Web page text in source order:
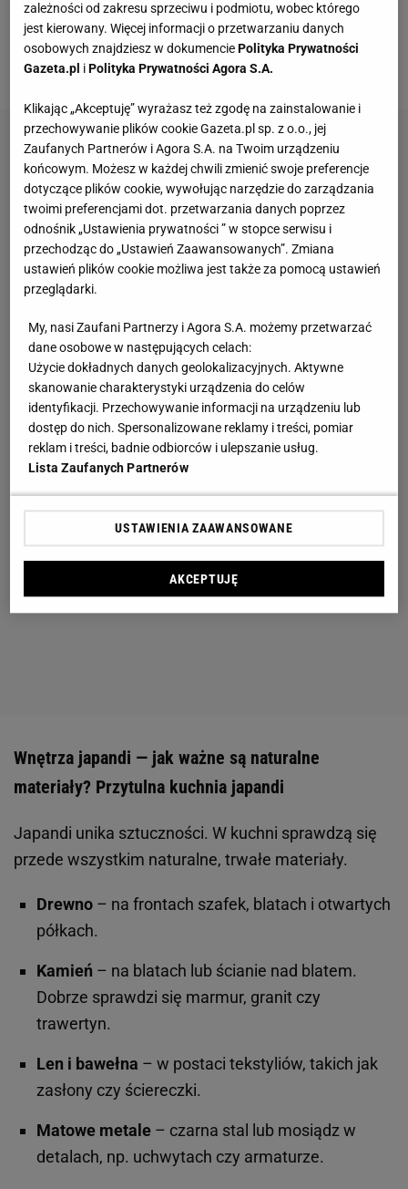
kontrasty – wszystko powinno ze sobą harmonijnie
współgrać. Kolorystyka kuchni japandi to miejsce
pełne przytulności, spokoju i piękna.
Wnętrza japandi — jak ważne są naturalne
materiały? Przytulna kuchnia japandi
Japandi unika sztuczności. W kuchni sprawdzą się
przede wszystkim naturalne, trwałe materiały.
Drewno – na frontach szafek, blatach i otwartych
półkach.
Kamień – na blatach lub ścianie nad blatem.
Dobrze sprawdzi się marmur, granit czy
trawertyn.
Len i bawełna – w postaci tekstyliów, takich jak
zasłony czy ściereczki.
Matowe metale – czarna stal lub mosiądz w
detalach, np. uchwytach czy armaturze.
zależności od zakresu sprzeciwu i podmiotu, wobec którego
jest kierowany. Więcej informacji o przetwarzaniu danych
osobowych znajdziesz w dokumenciePolityka Prywatności
Gazeta.pl iPolityka Prywatności Agora S.A.
Klikając „Akceptuję” wyrażasz też zgodę na zainstalowanie i
przechowywanie plików cookie Gazeta.pl sp. z o.o., jej
Zaufanych Partnerów i Agora S.A. na Twoim urządzeniu
końcowym. Możesz w każdej chwili zmienić swoje preferencje
dotyczące plików cookie, wywołując narzędzie do zarządzania
twoimi preferencjami dot. przetwarzania danych poprzez
odnośnik „Ustawienia prywatności ” w stopce serwisu i
przechodząc do „Ustawień Zaawansowanych”. Zmiana
ustawień plików cookie możliwa jest także za pomocą ustawień
przeglądarki.
My, nasi Zaufani Partnerzy i Agora S.A. możemy przetwarzać
dane osobowe w następujących celach:
Użycie dokładnych danych geolokalizacyjnych. Aktywne
skanowanie charakterystyki urządzenia do celów
identyfikacji. Przechowywanie informacji na urządzeniu lub
dostęp do nich. Spersonalizowane reklamy i treści, pomiar
reklam i treści, badnie odbiorców i ulepszanie usług.
Lista Zaufanych Partnerów
USTAWIENIA ZAAWANSOWANE
AKCEPTUJĘ